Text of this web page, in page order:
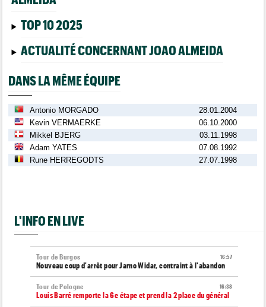
TOP 10 2025
ACTUALITÉ CONCERNANT JOAO ALMEIDA
DANS LA MÊME ÉQUIPE
Antonio MORGADO
28.01.2004
Kevin VERMAERKE
06.10.2000
Mikkel BJERG
03.11.1998
Adam YATES
07.08.1992
Rune HERREGODTS
27.07.1998
L'INFO EN LIVE
16:57
Tour de Burgos
Nouveau coup d'arrêt pour Jarno Widar, contraint à l'abandon
16:38
Tour de Pologne
Louis Barré remporte la 6e étape et prend la 2 place du général